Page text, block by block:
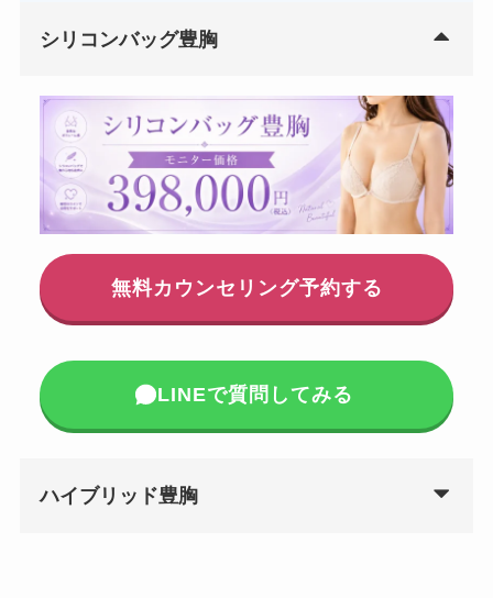
シリコンバッグ豊胸
無料カウンセリング予約する
LINEで質問してみる
ハイブリッド豊胸